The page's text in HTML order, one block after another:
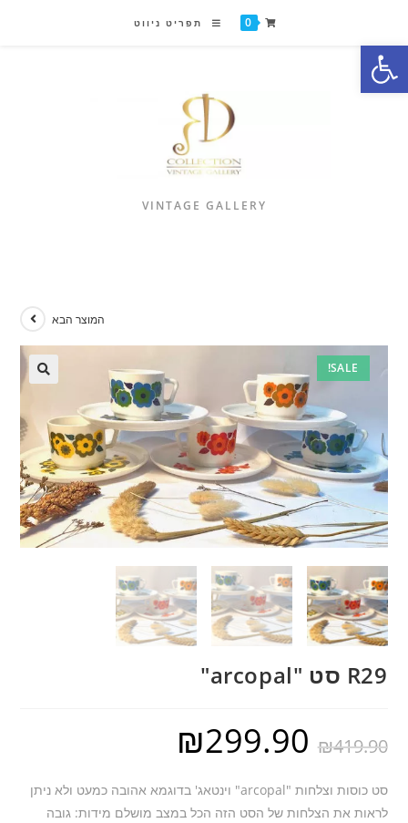
פתח סרגל נגישות
0 תפריט ניווט
VINTAGE GALLERY
SALE!
המוצר הבא
R29 סט "arcopal"
₪419.90
₪299.90
סט כוסות וצלחות "arcopal" וינטאג' בדוגמא אהובה כמעט ולא ניתן
לראות את הצלחות של הסט הזה הכל במצב מושלם מידות: גובה